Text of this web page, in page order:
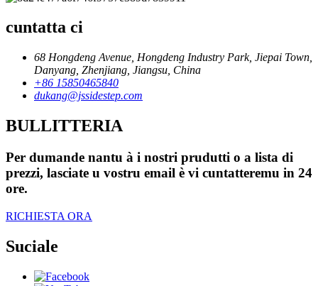
cuntatta ci
68 Hongdeng Avenue, Hongdeng Industry Park, Jiepai Town,
Danyang, Zhenjiang, Jiangsu, China
+86 15850465840
dukang@jssidestep.com
BULLITTERIA
Per dumande nantu à i nostri prudutti o a lista di
prezzi, lasciate u vostru email è vi cuntatteremu in 24
ore.
RICHIESTA ORA
Suciale